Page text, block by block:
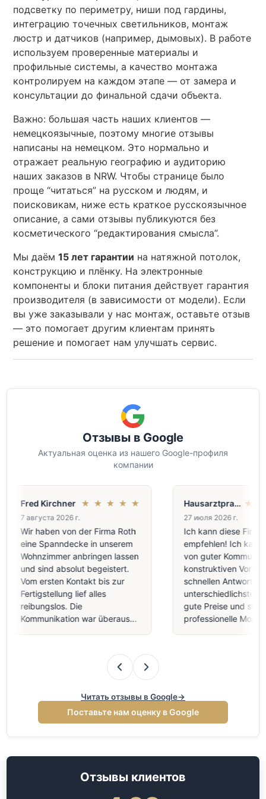
подсветку по периметру, ниши под гардины,
интеграцию точечных светильников, монтаж
люстр и датчиков (например, дымовых). В работе
используем проверенные материалы и
профильные системы, а качество монтажа
контролируем на каждом этапе — от замера и
консультации до финальной сдачи объекта.
Важно: большая часть наших клиентов —
немецкоязычные, поэтому многие отзывы
написаны на немецком. Это нормально и
отражает реальную географию и аудиторию
наших заказов в NRW. Чтобы странице было
проще “читаться” на русском и людям, и
поисковикам, ниже есть краткое русскоязычное
описание, а сами отзывы публикуются без
косметического “редактирования смысла”.
Мы даём 15 лет гарантии на натяжной потолок,
конструкцию и плёнку. На электронные
компоненты и блоки питания действует гарантия
производителя (в зависимости от модели). Если
вы уже заказывали у нас монтаж, оставьте отзыв
— это помогает другим клиентам принять
решение и помогает нам улучшать сервис.
Отзывы в Google
Актуальная оценка из нашего Google-профиля
компании
Fred Kirchner
7 августа 2026 г.
★ ★ ★ ★ ★
Wir haben von der Firma Roth
eine Spanndecke in unserem
Wohnzimmer anbringen lassen
und sind absolut begeistert.
Vom ersten Kontakt bis zur
Fertigstellung lief alles
reibungslos. Die
Kommunikation war überaus
Hausarztpraxis Ehrhardt
27 июля 2026 г.
★ ★
Ich kann diese Firma
empfehlen! Ich kann
von guter
konstruktiven
schnellen Antworten
unterschiedlichste
gute Preise und sehr
professionelle
Читать отзывы в Google→
Поставьте нам оценку в Google
Отзывы клиентов